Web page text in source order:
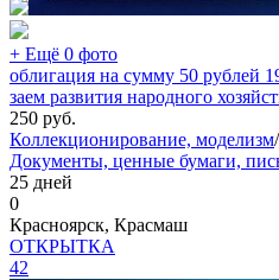
+ Ещё 0 фото
облигация на сумму 50 рублей
заем развития народного
250 руб.
Коллекционирование, моделизм/
Документы, ценные бумаги,
25 дней
0
Красноярск, Красмаш
ОТКРЫТКА
42